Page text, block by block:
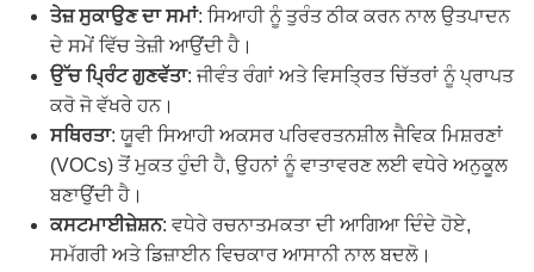
ਤੇਜ਼ ਸੁਕਾਉਣ ਦਾ ਸਮਾਂ: ਸਿਆਹੀ ਨੂੰ ਤੁਰੰਤ ਠੀਕ ਕਰਨ ਨਾਲ ਉਤਪਾਦਨ
ਦੇ ਸਮੇਂ ਵਿੱਚ ਤੇਜ਼ੀ ਆਉਂਦੀ ਹੈ।
ਉੱਚ ਪ੍ਰਿੰਟ ਗੁਣਵੱਤਾ: ਜੀਵੰਤ ਰੰਗਾਂ ਅਤੇ ਵਿਸਤ੍ਰਿਤ ਚਿੱਤਰਾਂ ਨੂੰ ਪ੍ਰਾਪਤ
ਕਰੋ ਜੋ ਵੱਖਰੇ ਹਨ।
ਸਥਿਰਤਾ: ਯੂਵੀ ਸਿਆਹੀ ਅਕਸਰ ਪਰਿਵਰਤਨਸ਼ੀਲ ਜੈਵਿਕ ਮਿਸ਼ਰਣਾਂ
(VOCs) ਤੋਂ ਮੁਕਤ ਹੁੰਦੀ ਹੈ, ਉਹਨਾਂ ਨੂੰ ਵਾਤਾਵਰਣ ਲਈ ਵਧੇਰੇ ਅਨੁਕੂਲ
ਬਣਾਉਂਦੀ ਹੈ।
ਕਸਟਮਾਈਜ਼ੇਸ਼ਨ: ਵਧੇਰੇ ਰਚਨਾਤਮਕਤਾ ਦੀ ਆਗਿਆ ਦਿੰਦੇ ਹੋਏ,
ਸਮੱਗਰੀ ਅਤੇ ਡਿਜ਼ਾਈਨ ਵਿਚਕਾਰ ਆਸਾਨੀ ਨਾਲ ਬਦਲੋ।